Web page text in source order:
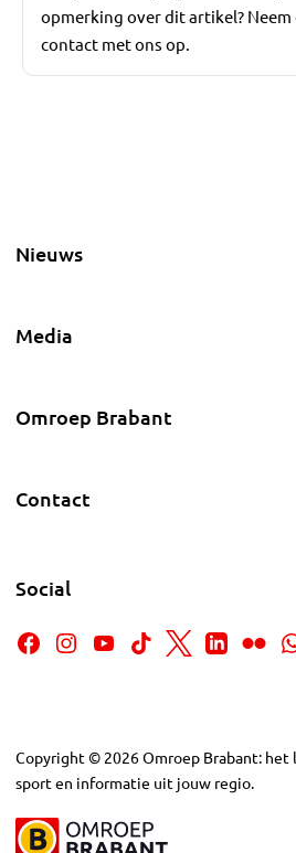
opmerking over dit artikel? Neem
contact met ons op.
Nieuws
Media
Omroep Brabant
Contact
Social
Copyright © 2026Omroep Brabant:
sport en informatie uit jouw regio.